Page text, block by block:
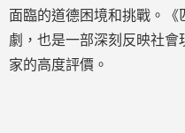
面臨的道德困境和挑戰。
劇，也是一部深刻反映社
家的高度評價。